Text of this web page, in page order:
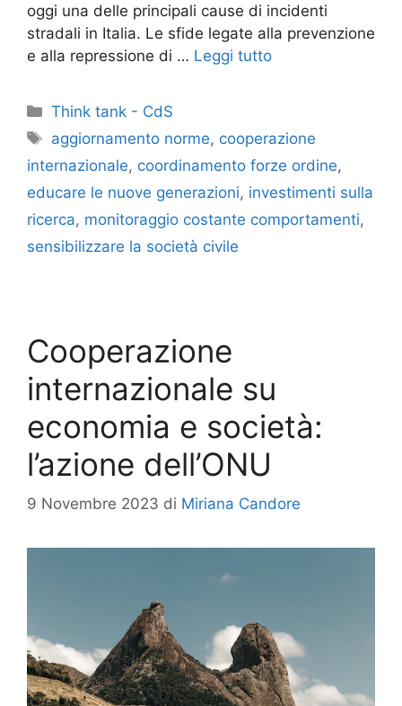
oggi una delle principali cause di incidenti
stradali in Italia. Le sfide legate alla prevenzione
e alla repressione di … Leggi tutto
Categorie
Think tank - CdS
Tag
aggiornamento norme, cooperazione
internazionale, coordinamento forze ordine,
educare le nuove generazioni, investimenti sulla
ricerca, monitoraggio costante comportamenti,
sensibilizzare la società civile
Cooperazione
internazionale su
economia e società:
l’azione dell’ONU
9 Novembre 2023 di Miriana Candore